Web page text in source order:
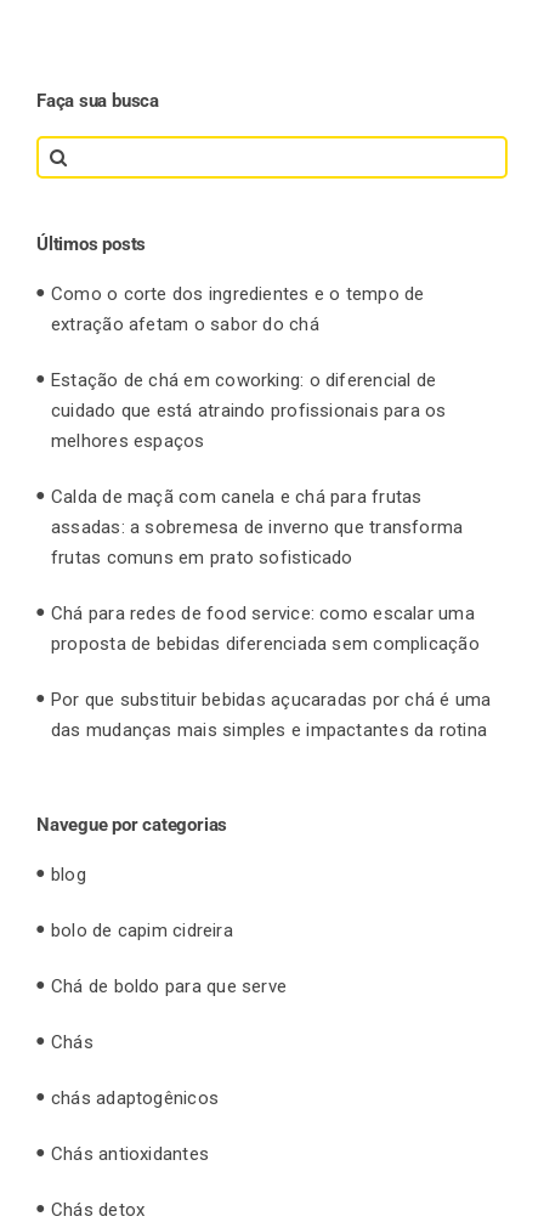
Faça sua busca
Search
for:
Últimos posts
Como o corte dos ingredientes e o tempo de
extração afetam o sabor do chá
Estação de chá em coworking: o diferencial de
cuidado que está atraindo profissionais para os
melhores espaços
Calda de maçã com canela e chá para frutas
assadas: a sobremesa de inverno que transforma
frutas comuns em prato sofisticado
Chá para redes de food service: como escalar uma
proposta de bebidas diferenciada sem complicação
Por que substituir bebidas açucaradas por chá é uma
das mudanças mais simples e impactantes da rotina
Navegue por categorias
blog
bolo de capim cidreira
Chá de boldo para que serve
Chás
chás adaptogênicos
Chás antioxidantes
Chás detox